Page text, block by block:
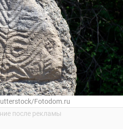
Fotodom.ru